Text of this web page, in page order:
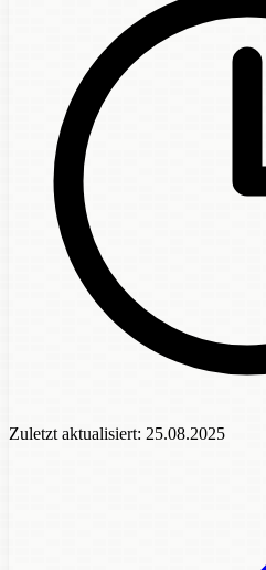
Zuletzt aktualisiert: 25.08.2025